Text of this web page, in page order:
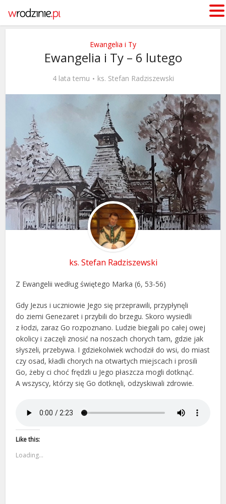
Ewangelia i Ty
Ewangelia i Ty – 6 lutego
4 lata temu ks. Stefan Radziszewski
ks. Stefan Radziszewski
Z Ewangelii według świętego Marka (6, 53-56)
Gdy Jezus i uczniowie Jego się przeprawili, przypłynęli
do ziemi Genezaret i przybili do brzegu. Skoro wysiedli
z łodzi, zaraz Go rozpoznano. Ludzie biegali po całej owej
okolicy i zaczęli znosić na noszach chorych tam, gdzie jak
słyszeli, przebywa. I gdziekolwiek wchodził do wsi, do miast
czy osad, kładli chorych na otwartych miejscach i prosili
Go, żeby ci choć frędzli u Jego płaszcza mogli dotknąć.
A wszyscy, którzy się Go dotknęli, odzyskiwali zdrowie.
Like this:
Loading...